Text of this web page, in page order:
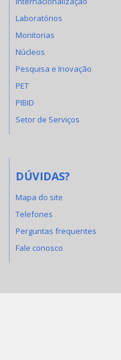
Laboratórios
Monitorias
Núcleos
Pesquisa e Inovação
PET
PIBID
Setor de Serviços
DÚVIDAS?
Mapa do site
Telefones
Perguntas frequentes
Fale conosco